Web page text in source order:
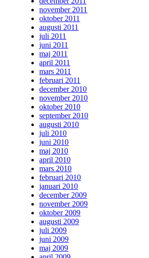
november 2011
oktober 2011
augusti 2011
juli 2011
juni 2011
maj 2011
april 2011
mars 2011
februari 2011
december 2010
november 2010
oktober 2010
september 2010
augusti 2010
juli 2010
juni 2010
maj 2010
april 2010
mars 2010
februari 2010
januari 2010
december 2009
november 2009
oktober 2009
augusti 2009
juli 2009
juni 2009
maj 2009